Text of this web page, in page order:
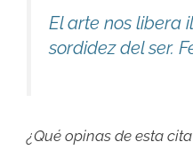
El arte nos libera
sordidez del ser.
¿Qué opinas de esta